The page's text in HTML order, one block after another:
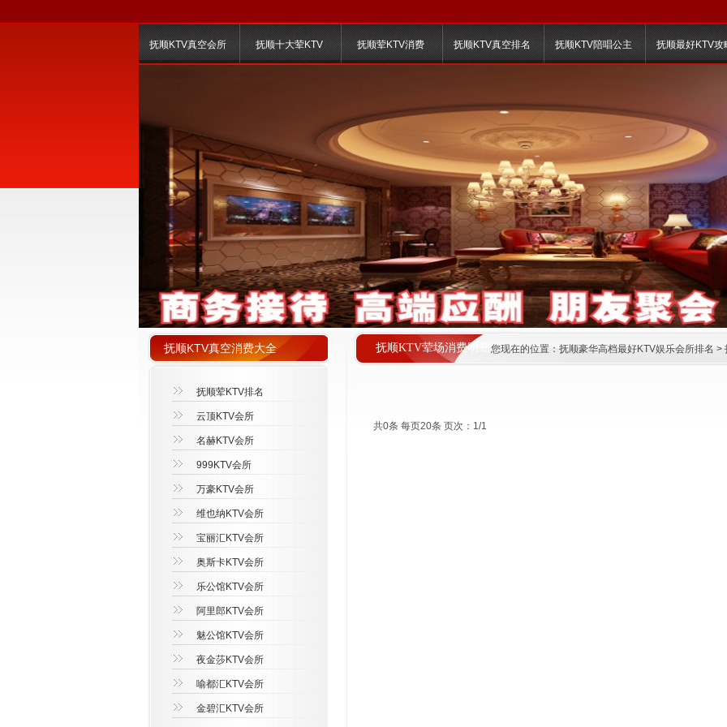
抚顺KTV真空会所 抚顺十大荤KTV 抚顺荤KTV消费 抚顺KTV真空排名 抚顺KTV陪唱公主 抚顺最好KTV攻
抚顺KTV荤场消费明细 您现在的位置： 抚顺豪华高档最好KTV娱乐会所排名 >
共0条 每页20条 页次：1/1
抚顺KTV真空消费大全
抚顺荤KTV排名
云顶KTV会所
名赫KTV会所
999KTV会所
万豪KTV会所
维也纳KTV会所
宝丽汇KTV会所
奥斯卡KTV会所
乐公馆KTV会所
阿里郎KTV会所
魅公馆KTV会所
夜金莎KTV会所
喻都汇KTV会所
金碧汇KTV会所